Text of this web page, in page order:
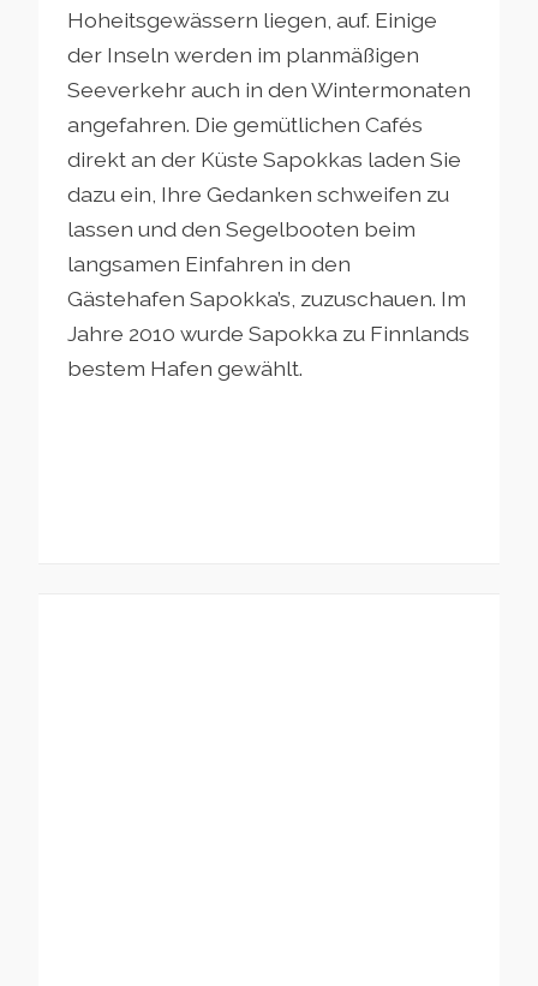
Hoheitsgewässern liegen, auf. Einige
der Inseln werden im planmäßigen
Seeverkehr auch in den Wintermonaten
angefahren. Die gemütlichen Cafés
direkt an der Küste Sapokkas laden Sie
dazu ein, Ihre Gedanken schweifen zu
lassen und den Segelbooten beim
langsamen Einfahren in den
Gästehafen Sapokka’s, zuzuschauen. Im
Jahre 2010 wurde Sapokka zu Finnlands
bestem Hafen gewählt.